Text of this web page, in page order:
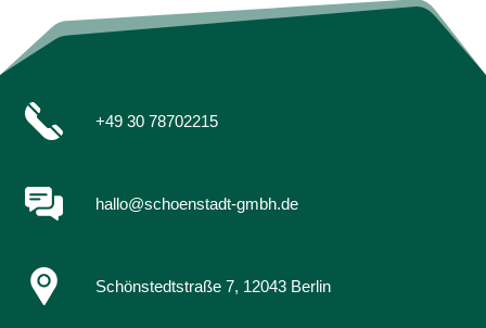
+49 30 78702215
hallo@schoenstadt-gmbh.de
Schönstedtstraße 7, 12043 Berlin